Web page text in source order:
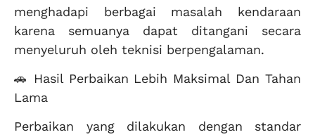
menghadapi berbagai masalah kendaraan
karena semuanya dapat ditangani secara
menyeluruh oleh teknisi berpengalaman.
🚗 Hasil Perbaikan Lebih Maksimal Dan Tahan
Lama
Perbaikan yang dilakukan dengan standar